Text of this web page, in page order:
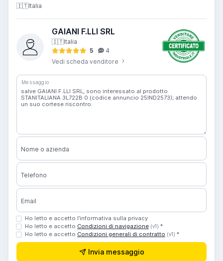
🇮🇹Italia
GAIANI F.LLI SRL
🇮🇹Italia
5
4
Vedi scheda venditore
Messaggio
Nome o azienda
Telefono
Email
Ho letto e accetto l’informativa sulla privacy
Ho letto e accetto Condizioni di navigazione (v1) *
Ho letto e accetto Condizioni generali di contratto (v1) *
Invia messaggio